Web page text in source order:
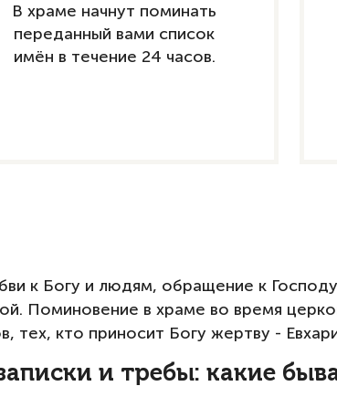
В храме начнут поминать
переданный вами список
имён в течение 24 часов.
к Богу и людям, обращение к
Поминовение в храме во время
тех, кто приносит Богу жертву -
и требы: какие